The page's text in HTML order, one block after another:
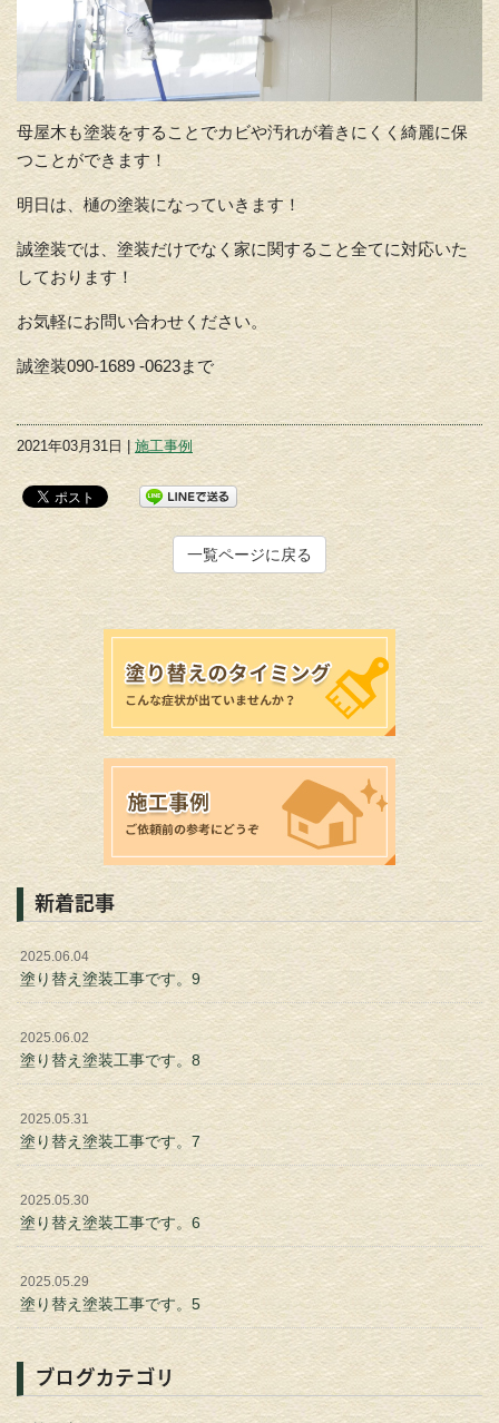
母屋木も塗装をすることでカビや汚れが着きにくく綺麗に保
つことができます！
明日は、樋の塗装になっていきます！
誠塗装では、塗装だけでなく家に関すること全てに対応いた
しております！
お気軽にお問い合わせください。
誠塗装090-1689 -0623まで
2021年03月31日 | 施工事例
一覧ページに戻る
新着記事
2025.06.04
塗り替え塗装工事です。9
2025.06.02
塗り替え塗装工事です。8
2025.05.31
塗り替え塗装工事です。7
2025.05.30
塗り替え塗装工事です。6
2025.05.29
塗り替え塗装工事です。5
ブログカテゴリ